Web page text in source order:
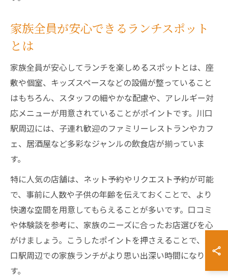
家族全員が安心できるランチスポット
とは
家族全員が安心してランチを楽しめるスポットとは、座
敷や個室、キッズスペースなどの設備が整っていること
はもちろん、スタッフの細やかな配慮や、アレルギー対
応メニューが用意されていることがポイントです。川口
駅周辺には、子連れ歓迎のファミリーレストランやカフ
ェ、居酒屋など多彩なジャンルの飲食店が揃っていま
す。
特に人気の店舗は、ネット予約やリクエスト予約が可能
で、事前に人数や子供の年齢を伝えておくことで、より
快適な空間を用意してもらえることが多いです。口コミ
や体験談を参考に、家族のニーズに合ったお店選びを心
がけましょう。こうしたポイントを押さえることで、川
口駅周辺での家族ランチがより思い出深い時間になりま
す。